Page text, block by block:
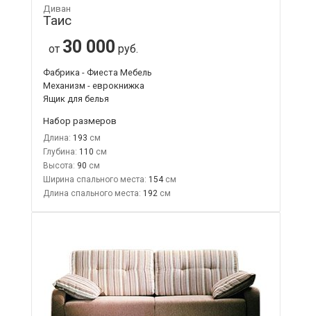
Диван
Таис
от 30 000 руб.
Фабрика - Фиеста Мебель
Механизм - еврокнижка
Ящик для белья
Набор размеров
Длина: 193
Глубина: 110
Высота: 90
Ширина спального места: 154
Длина спального места: 192